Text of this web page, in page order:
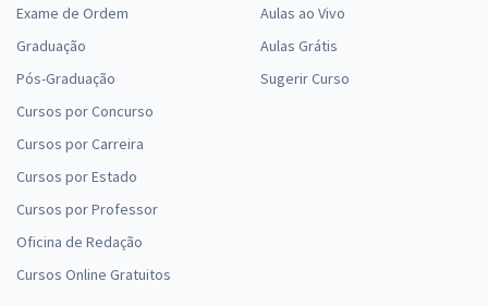
Exame de Ordem
Graduação
Pós-Graduação
Cursos por Concurso
Cursos por Carreira
Cursos por Estado
Cursos por Professor
Oficina de Redação
Cursos Online Gratuitos
Aulas ao Vivo
Aulas Grátis
Sugerir Curso